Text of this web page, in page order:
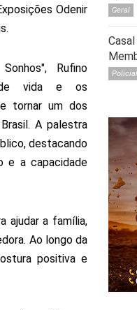
Odenir
Rufino
de vida e os
tornar um dos
A palestra
destacando
e a capacidade
ajudar a família,
Ao longo da
positiva e
Geral
Policial